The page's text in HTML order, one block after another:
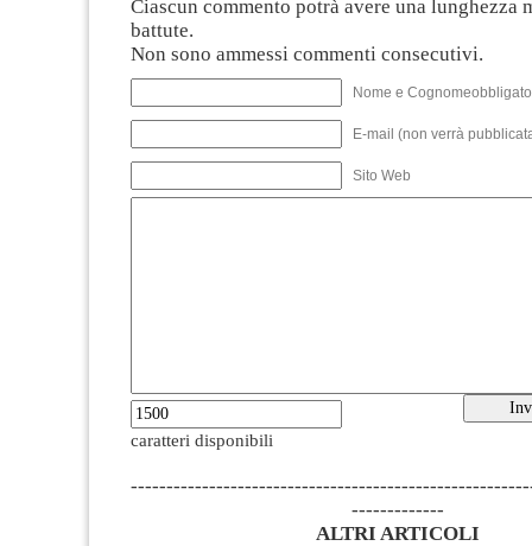
Ciascun commento potrà avere una lunghezza
battute.
Non sono ammessi commenti consecutivi.
Nome e
E-mail (non verrà
Sito Web
caratteri disponibili
-------------
ALTRI ARTICOLI